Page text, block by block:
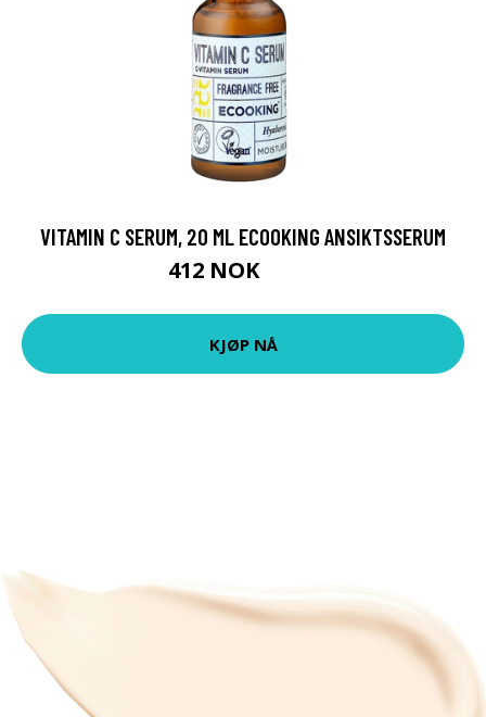
VITAMIN C SERUM, 20 ML ECOOKING ANSIKTSSERUM
412 NOK
KJØP NÅ